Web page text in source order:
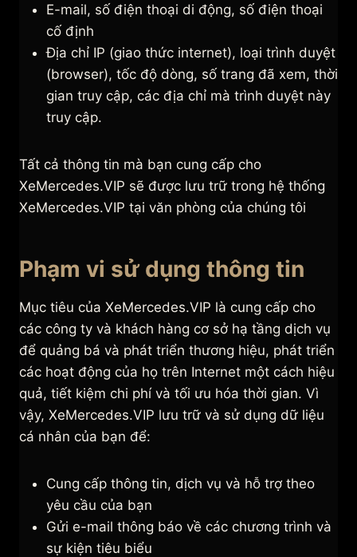
E-mail, số điện thoại di động, số điện thoại
cố định
Địa chỉ IP (giao thức internet), loại trình duyệt
(browser), tốc độ dòng, số trang đã xem, thời
gian truy cập, các địa chỉ mà trình duyệt này
truy cập.
Tất cả thông tin mà bạn cung cấp cho
XeMercedes.VIP sẽ được lưu trữ trong hệ thống
XeMercedes.VIP tại văn phòng của chúng tôi
Phạm vi sử dụng thông tin
Mục tiêu của XeMercedes.VIP là cung cấp cho
các công ty và khách hàng cơ sở hạ tầng dịch vụ
để quảng bá và phát triển thương hiệu, phát triển
các hoạt động của họ trên Internet một cách hiệu
quả, tiết kiệm chi phí và tối ưu hóa thời gian. Vì
vậy, XeMercedes.VIP lưu trữ và sử dụng dữ liệu
cá nhân của bạn để:
Cung cấp thông tin, dịch vụ và hỗ trợ theo
yêu cầu của bạn
Gửi e-mail thông báo về các chương trình và
sự kiện tiêu biểu